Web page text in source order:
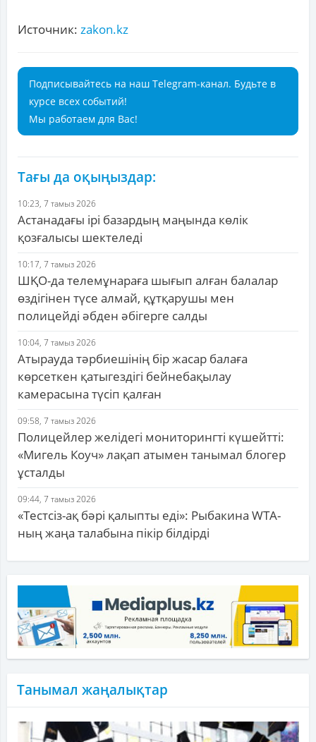
Источник: zakon.kz
Подписывайтесь на наш Telegram-канал. Будьте в
курсе всех событий!
Мы работаем для Вас!
Тағы да оқыңыздар:
10:23, 7 тамыз 2026
Астанадағы ірі базардың маңында көлік
қозғалысы шектеледі
10:17, 7 тамыз 2026
ШҚО-да телемұнараға шығып алған балалар
өздігінен түсе алмай, құтқарушы мен
полицейді әбден әбігерге салды
10:04, 7 тамыз 2026
Атырауда тәрбиешінің бір жасар балаға
көрсеткен қатыгездігі бейнебақылау
камерасына түсіп қалған
09:58, 7 тамыз 2026
Полицейлер желідегі мониторингті күшейтті:
«Мигель Коуч» лақап атымен танымал блогер
ұсталды
09:44, 7 тамыз 2026
«Тестсіз-ақ бәрі қалыпты еді»: Рыбакина WTA-
ның жаңа талабына пікір білдірді
Танымал жаңалықтар